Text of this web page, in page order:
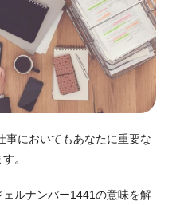
事においてもあなたに重要な
。
ルナンバー1441の意味を解